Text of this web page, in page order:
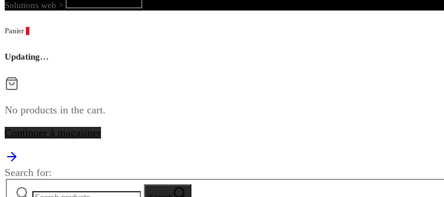
Solutions web >
Panier
Updating…
No products in the cart.
Continuer à magasiner
Search for: